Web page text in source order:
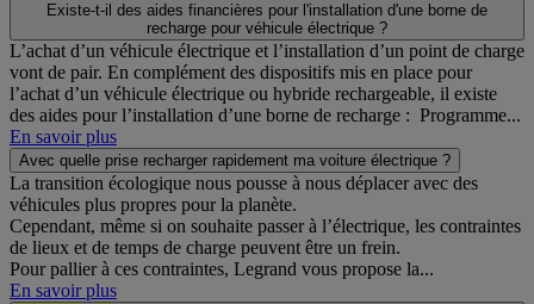
Existe-t-il des aides financières pour l'installation d'une borne de
recharge pour véhicule électrique ?
L’achat d’un véhicule électrique et l’installation d’un point de charge
vont de pair. En complément des dispositifs mis en place pour
l’achat d’un véhicule électrique ou hybride rechargeable, il existe
des aides pour l’installation d’une borne de recharge : Programme...
En savoir plus
Avec quelle prise recharger rapidement ma voiture électrique ?
La transition écologique nous pousse à nous déplacer avec des
véhicules plus propres pour la planète.
Cependant, même si on souhaite passer à l’électrique, les contraintes
de lieux et de temps de charge peuvent être un frein.
Pour pallier à ces contraintes, Legrand vous propose la...
En savoir plus